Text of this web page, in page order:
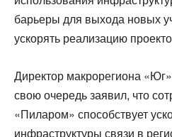
барьеры для выхода новых
ускорять реализацию
Директор макрорегиона
свою очередь заявил, что
«Пиларом» способствует
инфраструктуры связи в